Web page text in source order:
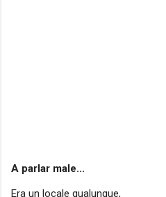
A parlar male...
Era un locale qualunque,